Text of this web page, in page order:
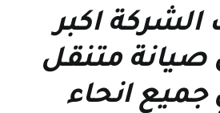
الشركة اكبر
متنقل
انحاء